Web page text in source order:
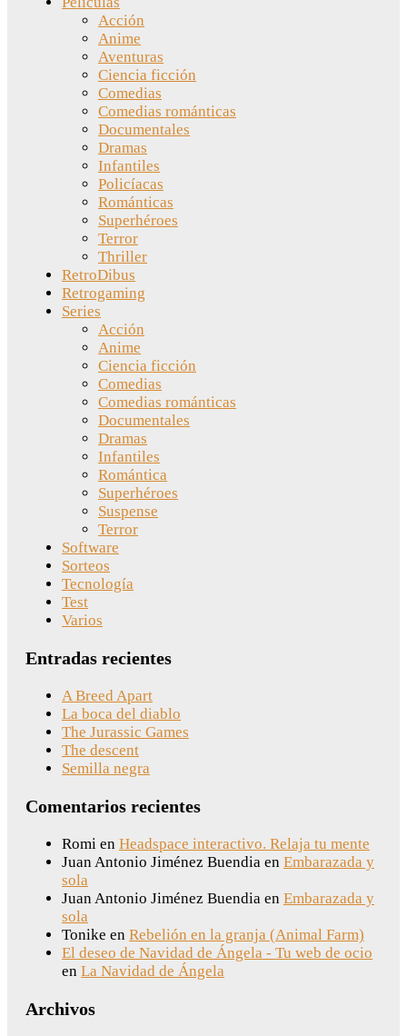
Acción
Anime
Aventuras
Ciencia ficción
Comedias
Comedias románticas
Documentales
Dramas
Infantiles
Policíacas
Románticas
Superhéroes
Terror
Thriller
RetroDibus
Retrogaming
Series
Acción
Anime
Ciencia ficción
Comedias
Comedias románticas
Documentales
Dramas
Infantiles
Romántica
Superhéroes
Suspense
Terror
Software
Sorteos
Tecnología
Test
Varios
Entradas recientes
A Breed Apart
La boca del diablo
The Jurassic Games
The descent
Semilla negra
Comentarios recientes
Romi en Headspace interactivo. Relaja tu mente
Juan Antonio Jiménez Buendia en Embarazada y
sola
Juan Antonio Jiménez Buendia en Embarazada y
sola
Tonike en Rebelión en la granja (Animal Farm)
El deseo de Navidad de Ángela - Tu web de ocio
en La Navidad de Ángela
Archivos